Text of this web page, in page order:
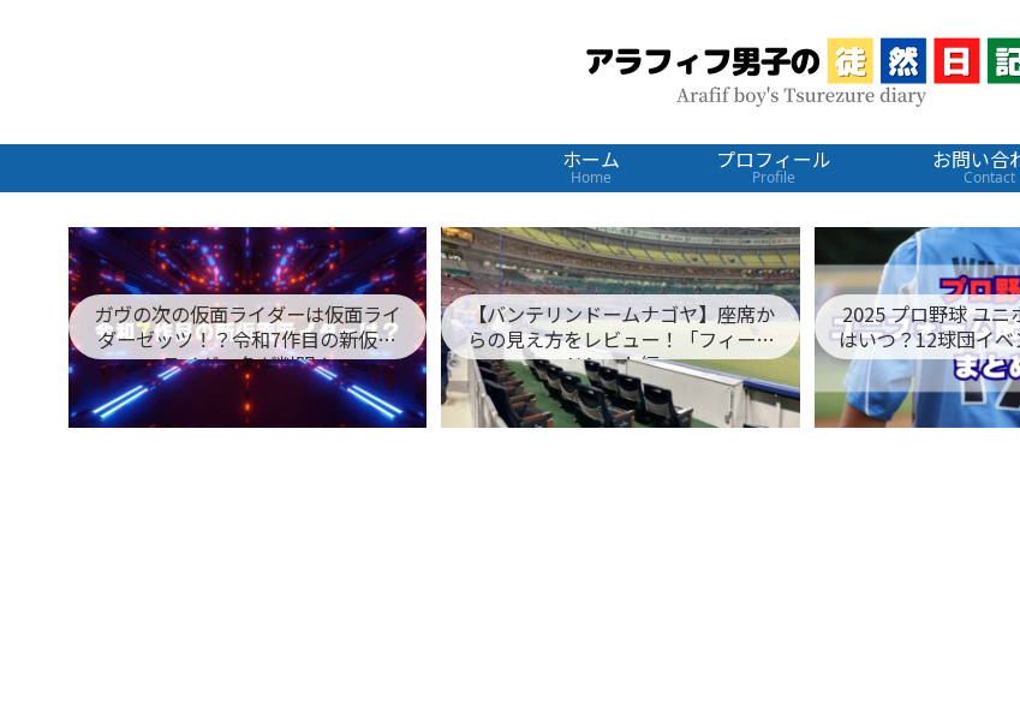
ホーム
Home
プロフィール
Profile
お問い合
Contact
ガヴの次の仮面ライダーは仮面ライ
ダーゼッツ！？令和7作目の新仮面
ライダー名が判明！
【バンテリンドームナゴヤ】座席か
らの見え方をレビュー！「フィール
ドシート編」
2025 プロ野球 ユニ
はいつ？12球団イ